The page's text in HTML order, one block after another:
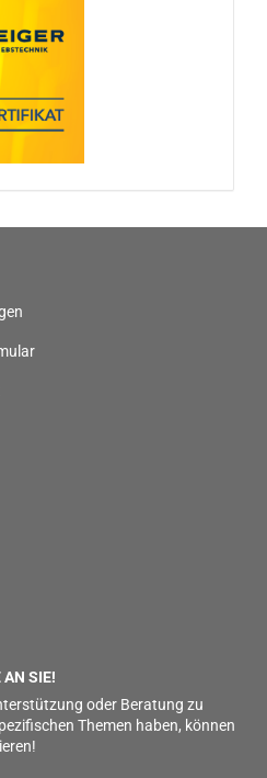
AN SIE!
oder Beratung zu
Themen haben, können